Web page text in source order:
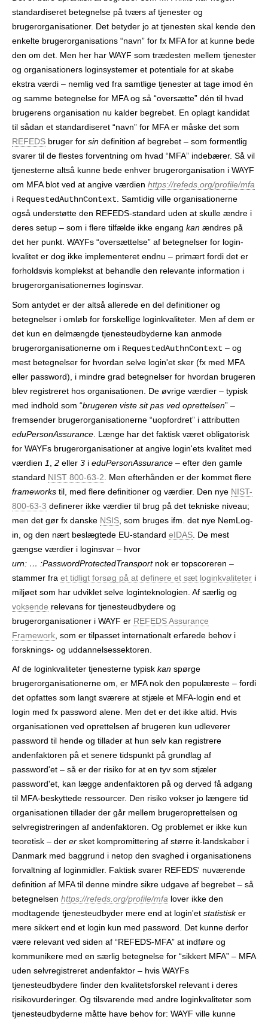
standardiseret betegnelse på tværs af tjenester og
brugerorganisationer. Det betyder jo at tjenesten skal kende den
enkelte brugerorganisations “navn” for fx MFA for at kunne bede
den om det. Men her har WAYF som trædesten mellem tjenester
og organisationers loginsystemer et potentiale for at skabe
ekstra værdi – nemlig ved fra samtlige tjenester at tage imod én
og samme betegnelse for MFA og så “oversætte” dén til hvad
brugerens organisation nu kalder begrebet. En oplagt kandidat
til sådan et standardiseret “navn” for MFA er måske det som
REFEDS bruger for sin definition af begrebet – som formentlig
svarer til de flestes forventning om hvad “MFA” indebærer. Så vil
tjenesterne altså kunne bede enhver brugerorganisation i WAYF
om MFA blot ved at angive værdien https://refeds.org/profile/mfa
i RequestedAuthnContext. Samtidig ville organisationerne
også understøtte den REFEDS-standard uden at skulle ændre i
deres setup – som i flere tilfælde ikke engang kan ændres på
det her punkt. WAYFs “oversættelse” af betegnelser for login­
kvalitet er dog ikke implementeret endnu – primært fordi det er
forholdsvis komplekst at behandle den relevante information i
brugerorganisationernes login­svar.
Som antydet er der altså allerede en del definitioner og
betegnelser i omløb for forskellige login­kvaliteter. Men af dem er
det kun en delmængde tjenesteudbyderne kan anmode
brugerorganisationerne om i RequestedAuthnContext – og
mest betegnelser for hvordan selve login'et sker (fx med MFA
eller password), i mindre grad betegnelser for hvordan brugeren
blev registreret hos organisationen. De øvrige værdier – typisk
med indhold som “brugeren viste sit pas ved oprettelsen” –
fremsender brugerorganisationerne “uopfordret” i attributten
eduPersonAssurance . Længe har det faktisk været obligatorisk
for WAYFs brugerorganisationer at angive login'ets kvalitet med
værdien 1 2 eller 3 i eduPersonAssurance – efter den gamle
standard NIST 800-63-2 . Men efterhånden er der kommet flere
frameworks til, med flere definitioner og værdier. Den nye NIST-
800-63-3 definerer ikke værdier til brug på det tekniske niveau;
men det gør fx danske NSIS , som bruges ifm. det nye NemLog-
in, og den nært beslægtede EU-standard eIDAS . De mest
gængse værdier i login­svar – hvor
urn: … :PasswordProtectedTransportnok er topscoreren –
stammer fra et tidligt forsøg på at definere et sæt login­kvaliteter i
miljøet som har udviklet selve login­teknologien. Af særlig og
voksende relevans for tjenesteudbydere og
brugerorganisationer i WAYF er REFEDS Assurance
Framework , som er tilpasset internationalt erfarede behov i
forsknings- og uddannelsessektoren.
Af de login­kvaliteter tjenesterne typisk kan spørge
brugerorganisationerne om, er MFA nok den populæreste – fordi
det opfattes som langt sværere at stjæle et MFA-login end et
login med fx password alene. Men det er det ikke altid. Hvis
organisationen ved oprettelsen af brugeren kun udleverer
password til hende og tillader at hun selv kan registrere
andenfaktoren på et senere tidspunkt på grundlag af
password'et – så er der risiko for at en tyv som stjæler
password'et, kan lægge andenfaktoren på og derved få adgang
til MFA-beskyttede ressourcer. Den risiko vokser jo længere tid
organisationen tillader der går mellem brugeroprettelsen og
selvregistreringen af andenfaktoren. Og problemet er ikke kun
teoretisk – der er sket kompromittering af større it-landskaber i
Danmark med baggrund i netop den svaghed i organisationens
forvaltning af login­midler. Faktisk svarer REFEDS' nuværende
definition af MFA til denne mindre sikre udgave af begrebet – så
betegnelsen https://refeds.org/profile/mfa lover ikke den
modtagende tjenesteudbyder mere end at login'et statistisker
mere sikkert end et login kun med password. Det kunne derfor
være relevant ved siden af “REFEDS-MFA” at indføre og
kommunikere med en særlig betegnelse for “sikkert MFA” – MFA
uden selvregistreret andenfaktor – hvis WAYFs
tjenesteudbydere finder den kvalitetsforskel relevant i deres
risikovurderinger. Og tilsvarende med andre login­kvaliteter som
tjenesteudbyderne måtte have behov for: WAYF ville kunne